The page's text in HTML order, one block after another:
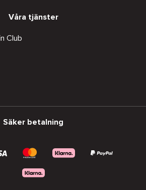
Våra tjänster
Club
Säker betalning